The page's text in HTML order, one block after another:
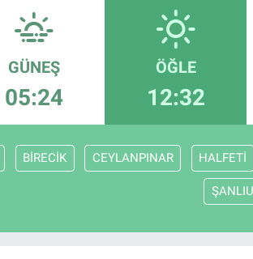
GÜNEŞ
05:24
ÖĞLE
12:32
BİRECİK CEYLANPINAR HALFETİ